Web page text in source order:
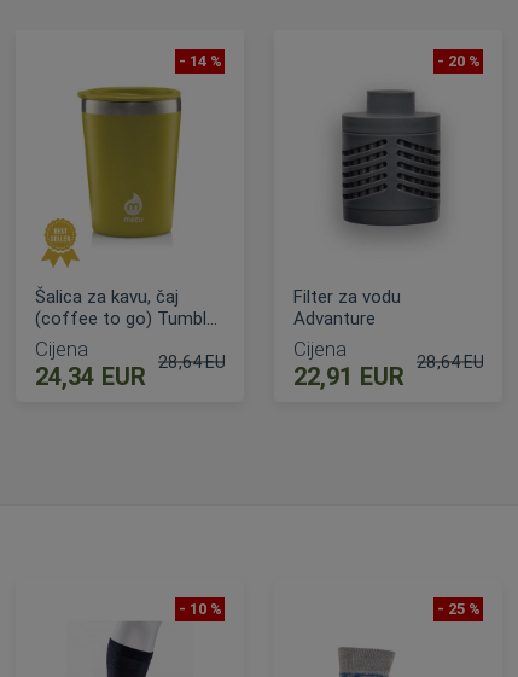
- 14 %
Šalica za kavu, čaj
(coffee to go) Tumbler
10 Mizu
Cijena
24,34 EUR Standardna cijena
28,64 EUR
- 20 %
Filter za vodu
Advanture
Cijena
22,91 EUR
28,64 EUR
- 10 % - 25 %